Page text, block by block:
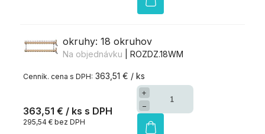
okruhy: 18 okruhov
Na objednávku | ROZDZ.18WM
363,51 € / ks
363,51 € / ks
295,54 € bez DPH
+
−